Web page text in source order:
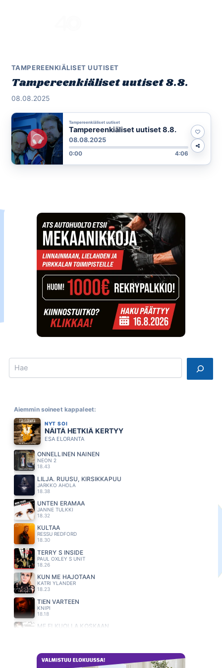
TAMPEREENKIÄLISET UUTISET
Tampereenkiäliset uutiset 8.8.
08.08.2025
Tampereenkiäliset uutiset
Tampereenkiäliset uutiset 8.8.
08.08.2025
0:00 4:06
Search
Aiemmin soineet kappaleet:
NYT SOI
NÄITÄ HETKIÄ KERTYY
ESA ELORANTA
ONNELLINEN NAINEN
NEON 2
18.43
LILJA. RUUSU, KIRSIKKAPUU
JARKKO AHOLA
18.38
UNTEN ERAMAA
JANNE TULKKI
18.32
KULTAA
RESSU REDFORD
18.30
TERRY S INSIDE
PAUL OXLEY S UNIT
18.26
KUN ME HAJOTAAN
KATRI YLANDER
18.23
TIEN VARTEEN
KNIPI
18.18
ME EI KUOLLA KOSKAAN
SUVI HILTUNEN
18.09